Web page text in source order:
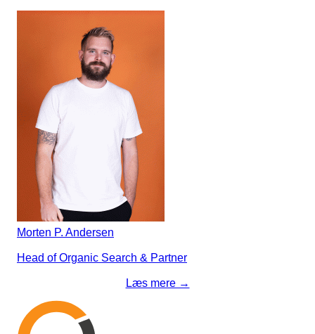
Morten P. Andersen
Head of Organic Search & Partner
Læs mere →